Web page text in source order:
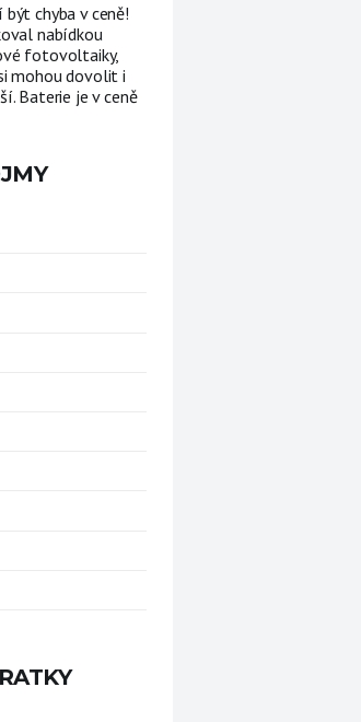
být chyba v ceně!
nabídkou
fotovoltaiky,
mohou dovolit i
Baterie je v ceně